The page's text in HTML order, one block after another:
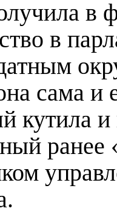
в
в
сама и
кутила